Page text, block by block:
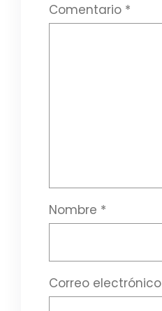
Comentario *
Nombre *
Correo electrónico